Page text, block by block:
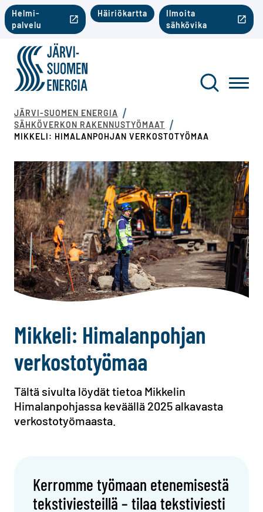
Siirry sisältöön
Toinen valikko mobiili
Helmi-
palvelu
Häiriökartta
Ilmoita
sähkövika
Järvi-Suomen Energia
Toinen
Haku
JÄRVI-SUOMEN ENERGIA
SÄHKÖVERKON RAKENNUSTYÖMAAT
MIKKELI: HIMALANPOHJAN VERKOSTOTYÖMAA
Mikkeli: Himalanpohjan
verkostotyömaa
Tältä sivulta löydät tietoa Mikkelin
Himalanpohjassa keväällä 2025 alkavasta
verkostotyömaasta.
Kerromme työmaan etenemisestä
tekstiviesteillä – tilaa tekstiviesti